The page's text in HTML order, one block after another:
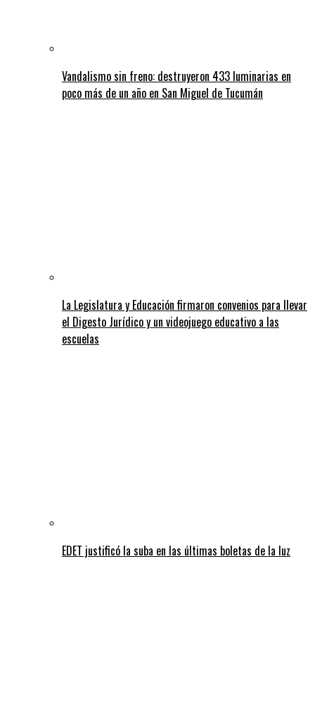
Vandalismo sin freno: destruyeron 433 luminarias en
poco más de un año en San Miguel de Tucumán
La Legislatura y Educación firmaron convenios para llevar
el Digesto Jurídico y un videojuego educativo a las
escuelas
EDET justificó la suba en las últimas boletas de la luz